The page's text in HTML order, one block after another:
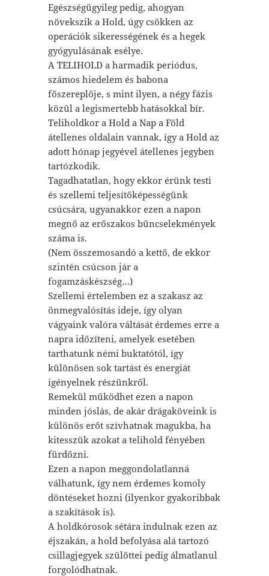
Egészségügyileg pedig, ahogyan
növekszik a Hold, úgy csökken az
operációk sikerességének és a hegek
gyógyulásának esélye.
A TELIHOLD a harmadik periódus,
számos hiedelem és babona
főszereplője, s mint ilyen, a négy fázis
közül a legismertebb hatásokkal bír.
Teliholdkor a Hold a Nap a Föld
átellenes oldalain vannak, így a Hold az
adott hónap jegyével átellenes jegyben
tartózkodik.
Tagadhatatlan, hogy ekkor érünk testi
és szellemi teljesítőképességünk
csúcsára, ugyanakkor ezen a napon
megnő az erőszakos bűncselekmények
száma is.
(Nem összemosandó a kettő, de ekkor
szintén csúcson jár a
fogamzáskészség…)
Szellemi értelemben ez a szakasz az
önmegvalósítás ideje, így olyan
vágyaink valóra váltását érdemes erre a
napra időzíteni, amelyek esetében
tarthatunk némi buktatótól, így
különösen sok tartást és energiát
igényelnek részünkről.
Remekül működhet ezen a napon
minden jóslás, de akár drágaköveink is
különös erőt szívhatnak magukba, ha
kitesszük azokat a telihold fényében
fürdőzni.
Ezen a napon meggondolatlanná
válhatunk, így nem érdemes komoly
döntéseket hozni (ilyenkor gyakoribbak
a szakítások is).
A holdkórosok sétára indulnak ezen az
éjszakán, a hold befolyása alá tartozó
csillagjegyek szülöttei pedig álmatlanul
forgolódhatnak.